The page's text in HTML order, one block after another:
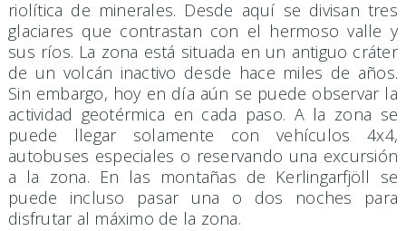
riolítica de minerales. Desde aquí se divisan tres
glaciares que contrastan con el hermoso valle y
sus ríos. La zona está situada en un antiguo cráter
de un volcán inactivo desde hace miles de años.
Sin embargo, hoy en día aún se puede observar la
actividad geotérmica en cada paso. A la zona se
puede llegar solamente con vehículos 4x4,
autobuses especiales o reservando una excursión
a la zona. En las montañas de Kerlingarfjöll se
puede incluso pasar una o dos noches para
disfrutar al máximo de la zona.